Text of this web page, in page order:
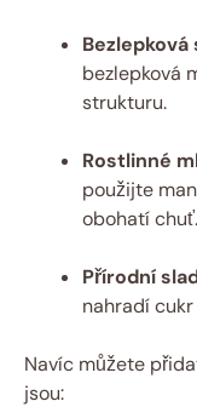
Bezlepková
bezlepková
strukturu.
Rostlinné
použijte
obohatí chuť.
Přírodní⁣
‍nahradí
Navíc můžete
jsou: